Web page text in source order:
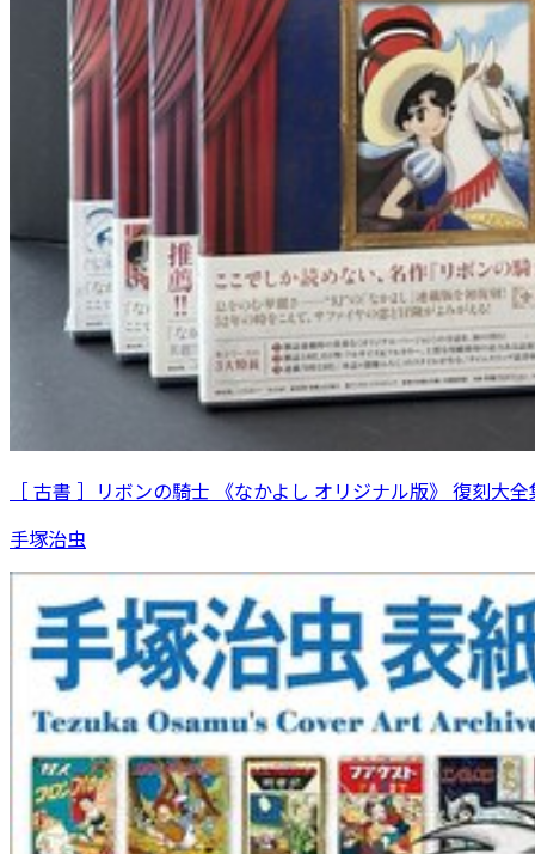
［ 古書 ］リボンの騎士 《なかよし オリジナル版》 復刻大
手塚治虫